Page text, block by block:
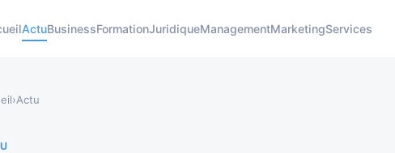
ActuBusinessFormationJuridiqueManagementMarketingServices
›Actu